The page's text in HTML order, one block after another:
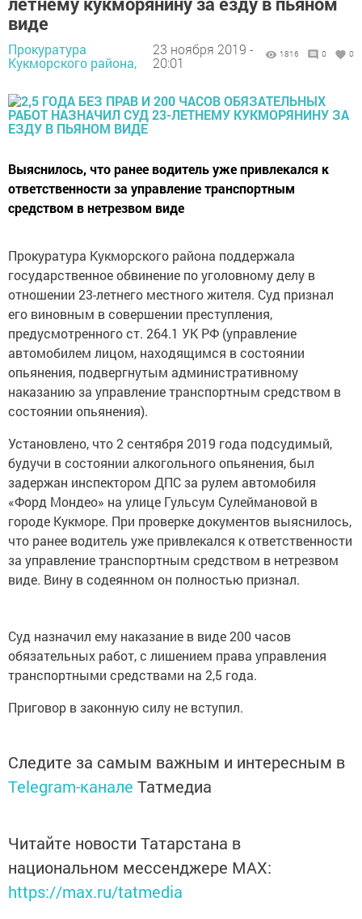
виде
Прокуратура
Кукморского района,
23 ноября 2019 -
20:01
1816 0 0
Выяснилось, что ранее водитель уже привлекался к
ответственности за управление транспортным
средством в нетрезвом виде
Прокуратура Кукморского района поддержала
государственное обвинение по уголовному делу в
отношении 23-летнего местного жителя. Суд признал
его виновным в совершении преступления,
предусмотренного ст. 264.1 УК РФ (управление
автомобилем лицом, находящимся в состоянии
опьянения, подвергнутым административному
наказанию за управление транспортным средством в
состоянии опьянения).
Установлено, что 2 сентября 2019 года подсудимый,
будучи в состоянии алкогольного опьянения, был
задержан инспектором ДПС за рулем автомобиля
«Форд Мондео» на улице Гульсум Сулеймановой в
городе Кукморе. При проверке документов выяснилось,
что ранее водитель уже привлекался к ответственности
за управление транспортным средством в нетрезвом
виде. Вину в содеянном он полностью признал.
Суд назначил ему наказание в виде 200 часов
обязательных работ, с лишением права управления
транспортными средствами на 2,5 года.
Приговор в законную силу не вступил.
Следите за самым важным и интересным в
Telegram-канале Татмедиа
Читайте новости Татарстана в
национальном мессенджере MАХ:
https://max.ru/tatmedia